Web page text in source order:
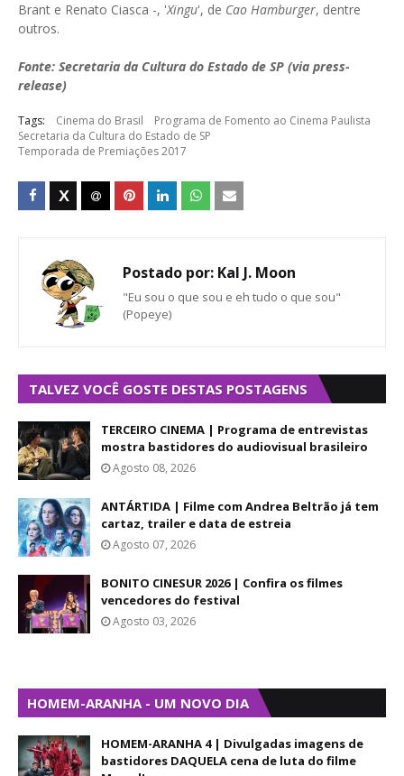
Brant e Renato Ciasca -, 'Xingu', de Cao Hamburger, dentre
outros.
Fonte: Secretaria da Cultura do Estado de SP (via press-
release)
Tags: Cinema do Brasil
Programa de Fomento ao Cinema Paulista
Secretaria da Cultura do Estado de SP
Temporada de Premiações 2017
Postado por: Kal J. Moon
"Eu sou o que sou e eh tudo o que sou"
(Popeye)
TALVEZ VOCÊ GOSTE DESTAS POSTAGENS
TERCEIRO CINEMA | Programa de entrevistas
mostra bastidores do audiovisual brasileiro
Agosto 08, 2026
ANTÁRTIDA | Filme com Andrea Beltrão já tem
cartaz, trailer e data de estreia
Agosto 07, 2026
BONITO CINESUR 2026 | Confira os filmes
vencedores do festival
Agosto 03, 2026
HOMEM-ARANHA - UM NOVO DIA
HOMEM-ARANHA 4 | Divulgadas imagens de
bastidores DAQUELA cena de luta do filme